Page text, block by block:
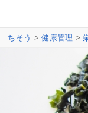
ちそう >健康管理 >